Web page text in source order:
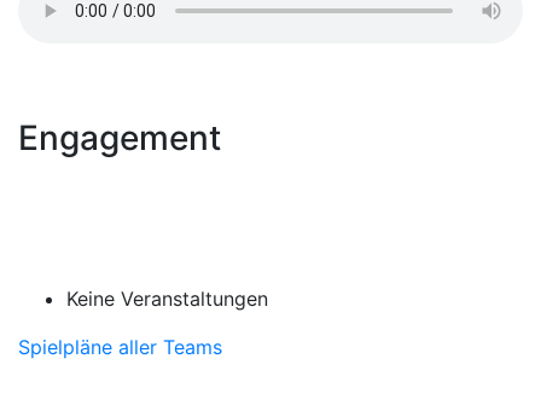
Engagement
Keine Veranstaltungen
Spielpläne aller Teams